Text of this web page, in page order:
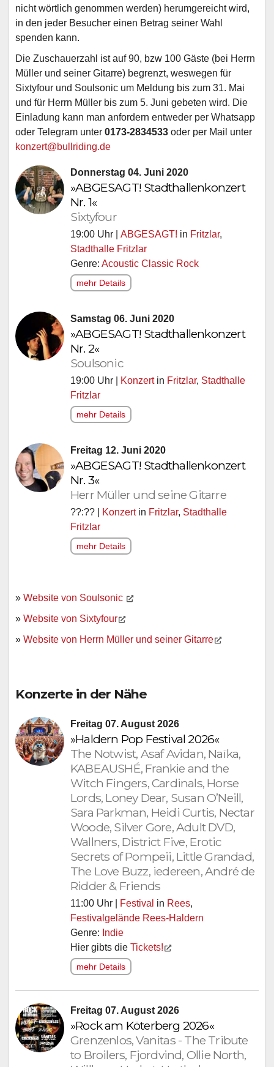
nicht wörtlich genommen werden) herumgereicht wird,
in den jeder Besucher einen Betrag seiner Wahl
spenden kann.
Die Zuschauerzahl ist auf 90, bzw 100 Gäste (bei Herrn
Müller und seiner Gitarre) begrenzt, weswegen für
Sixtyfour und Soulsonic um Meldung bis zum 31. Mai
und für Herrn Müller bis zum 5. Juni gebeten wird. Die
Einladung kann man anfordern entweder per Whatsapp
oder Telegram unter 0173-2834533 oder per Mail unter
konzert@bullriding.de
Donnerstag 04. Juni 2020
»ABGESAGT! Stadthallenkonzert
Nr. 1«
Sixtyfour
19:00 Uhr | ABGESAGT! in Fritzlar,
Stadthalle Fritzlar
Genre: Acoustic Classic Rock
mehr Details
Samstag 06. Juni 2020
»ABGESAGT! Stadthallenkonzert
Nr. 2«
Soulsonic
19:00 Uhr | Konzertin Fritzlar, Stadthalle
Fritzlar
mehr Details
Freitag 12. Juni 2020
»ABGESAGT! Stadthallenkonzert
Nr. 3«
Herr Müller und seine Gitarre
??:?? | Konzertin Fritzlar, Stadthalle
Fritzlar
mehr Details
» Website von Soulsonic
» Website von Sixtyfour
» Website von Herrn Müller und seiner Gitarre
Konzerte in der Nähe
Freitag 07. August 2026
»Haldern Pop Festival 2026«
The Notwist, Asaf Avidan, Naïka,
KABEAUSHÉ, Frankie and the
Witch Fingers, Cardinals, Horse
Lords, Loney Dear, Susan O’Neill,
Sara Parkman, Heidi Curtis, Nectar
Woode, Silver Gore, Adult DVD,
Wallners, District Five, Erotic
Secrets of Pompeii, Little Grandad,
The Love Buzz, iedereen, André de
Ridder & Friends
11:00 Uhr | Festival in Rees,
Festivalgelände Rees-Haldern
Genre: Indie
Hier gibts die Tickets!
mehr Details
Freitag 07. August 2026
»Rock am Köterberg 2026«
Grenzenlos, Vanitas - The Tribute
to Broilers, Fjordvind, Ollie North,